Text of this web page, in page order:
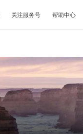
关注服务号 帮助中心